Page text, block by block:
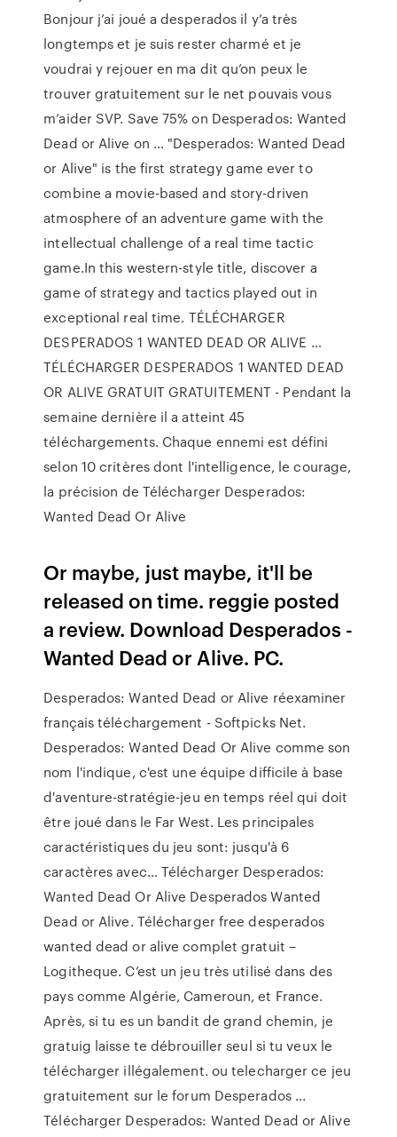
Bonjour j’ai joué a desperados il y’a très
longtemps et je suis rester charmé et je
voudrai y rejouer en ma dit qu’on peux le
trouver gratuitement sur le net pouvais vous
m’aider SVP. Save 75% on Desperados: Wanted
Dead or Alive on … "Desperados: Wanted Dead
or Alive" is the first strategy game ever to
combine a movie-based and story-driven
atmosphere of an adventure game with the
intellectual challenge of a real time tactic
game.In this western-style title, discover a
game of strategy and tactics played out in
exceptional real time. TÉLÉCHARGER
DESPERADOS 1 WANTED DEAD OR ALIVE …
TÉLÉCHARGER DESPERADOS 1 WANTED DEAD
OR ALIVE GRATUIT GRATUITEMENT - Pendant la
semaine dernière il a atteint 45
téléchargements. Chaque ennemi est défini
selon 10 critères dont l'intelligence, le courage,
la précision de Télécharger Desperados:
Wanted Dead Or Alive
Or maybe, just maybe, it'll be
released on time. reggie posted
a review. Download Desperados -
Wanted Dead or Alive. PC.
Desperados: Wanted Dead or Alive réexaminer
français téléchargement - Softpicks Net.
Desperados: Wanted Dead Or Alive comme son
nom l'indique, c'est une équipe difficile à base
d'aventure-stratégie-jeu en temps réel qui doit
être joué dans le Far West. Les principales
caractéristiques du jeu sont: jusqu'à 6
caractères avec… Télécharger Desperados:
Wanted Dead Or Alive Desperados Wanted
Dead or Alive. Télécharger free desperados
wanted dead or alive complet gratuit –
Logitheque. C’est un jeu très utilisé dans des
pays comme Algérie, Cameroun, et France.
Après, si tu es un bandit de grand chemin, je
gratuig laisse te débrouiller seul si tu veux le
télécharger illégalement. ou telecharger ce jeu
gratuitement sur le forum Desperados ...
Télécharger Desperados: Wanted Dead or Alive